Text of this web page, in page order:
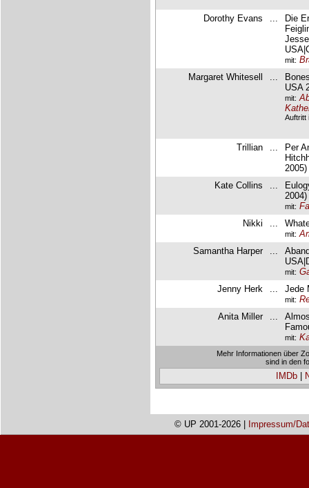
Dorothy Evans
Die
mit:
Margaret Whitesell
USA
mit:
Auftritt
Trillian
Per
2005)
Kate Collins
2004)
mit:
Nikki
mit:
Samantha Harper
mit:
Jenny Herk
Jede
mit:
Anita Miller
mit:
Mehr Informationen über
sind in den
IMDb|
© UP 2001-2026 | Impressum/